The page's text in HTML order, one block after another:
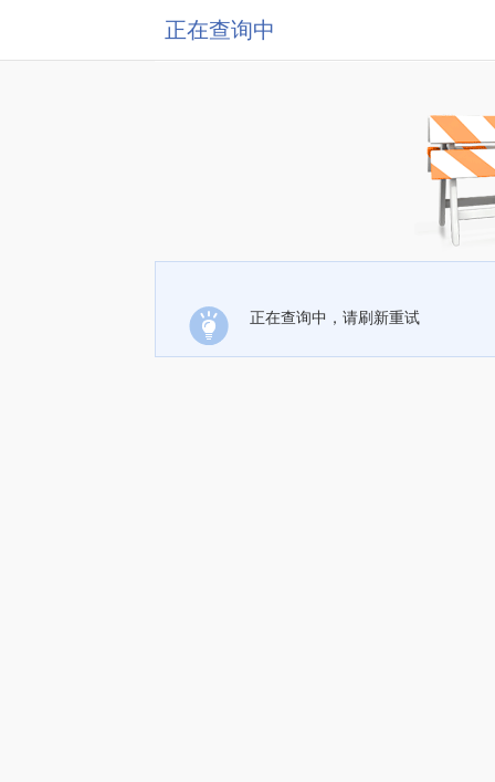
正在查询中
正在查询中，请刷新重试